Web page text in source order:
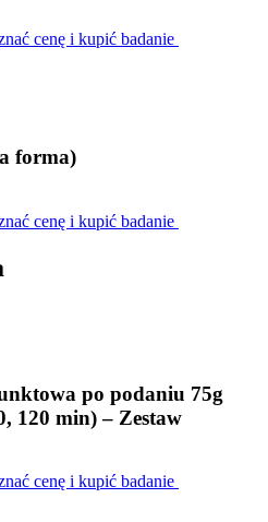
cenę i kupić badanie
forma)
cenę i kupić badanie
po podaniu 75g
120 min) – Zestaw
cenę i kupić badanie